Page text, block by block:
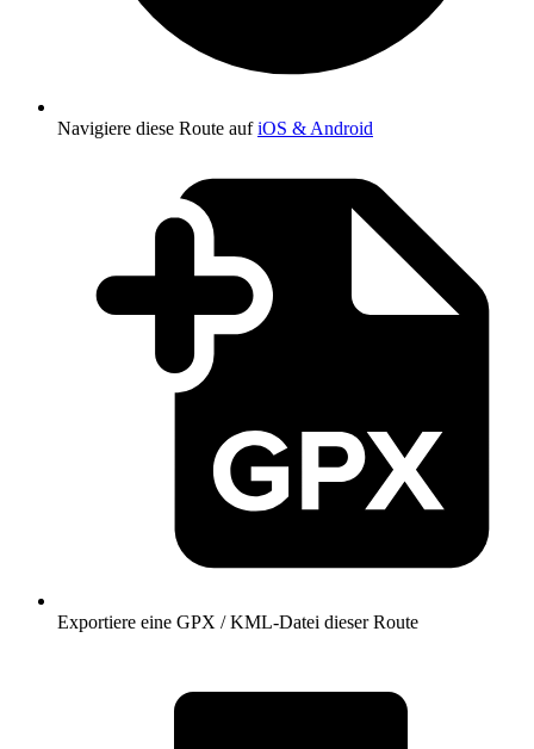
Navigiere diese Route aufiOS & Android
Exportiere eine GPX / KML-Datei dieser Route